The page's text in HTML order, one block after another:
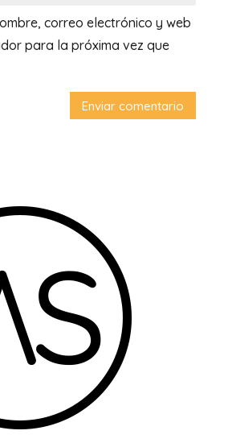
correo electrónico y web
para la próxima vez que